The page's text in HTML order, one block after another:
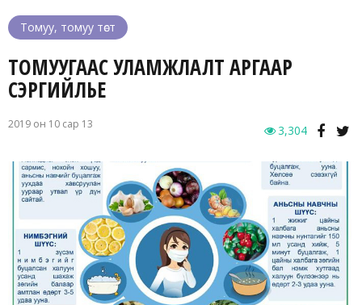
Томуу, томуу төст
ТОМУУГААС УЛАМЖЛАЛТ АРГААР
СЭРГИЙЛЬЕ
2019 он 10 сар 13 3,304